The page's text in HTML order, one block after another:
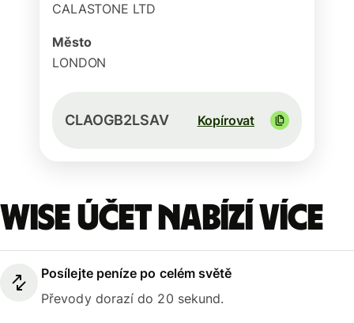
CALASTONE LTD
Město
LONDON
CLAOGB2LSAV Kopírovat
Wise účet nabízí více
Posílejte peníze po celém světě
Převody dorazí do 20 sekund.